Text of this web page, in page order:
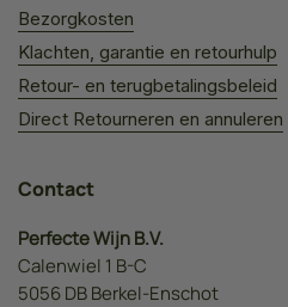
Bezorgkosten
Klachten, garantie en retourhulp
Retour- en terugbetalingsbeleid
Direct Retourneren en annuleren
Contact
Perfecte Wijn B.V.
Calenwiel 1 B-C
5056 DB Berkel-Enschot